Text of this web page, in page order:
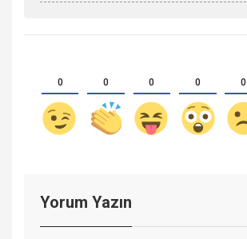
0 0 0 0 0
Yorum Yazın